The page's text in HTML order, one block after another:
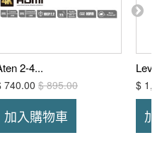
2-4...
740.00 $ 895.00
加入購物車
$
加